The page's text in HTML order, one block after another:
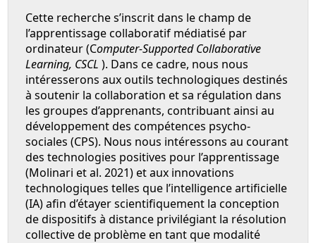
Cette recherche s’inscrit dans le champ de
l’apprentissage collaboratif médiatisé par
ordinateur (Computer-Supported Collaborative
Learning, CSCL ). Dans ce cadre, nous nous
intéresserons aux outils technologiques destinés
à soutenir la collaboration et sa régulation dans
les groupes d’apprenants, contribuant ainsi au
développement des compétences psycho-
sociales (CPS). Nous nous intéressons au courant
des technologies positives pour l’apprentissage
(Molinari et al. 2021) et aux innovations
technologiques telles que l’intelligence artificielle
(IA) afin d’étayer scientifiquement la conception
de dispositifs à distance privilégiant la résolution
collective de problème en tant que modalité